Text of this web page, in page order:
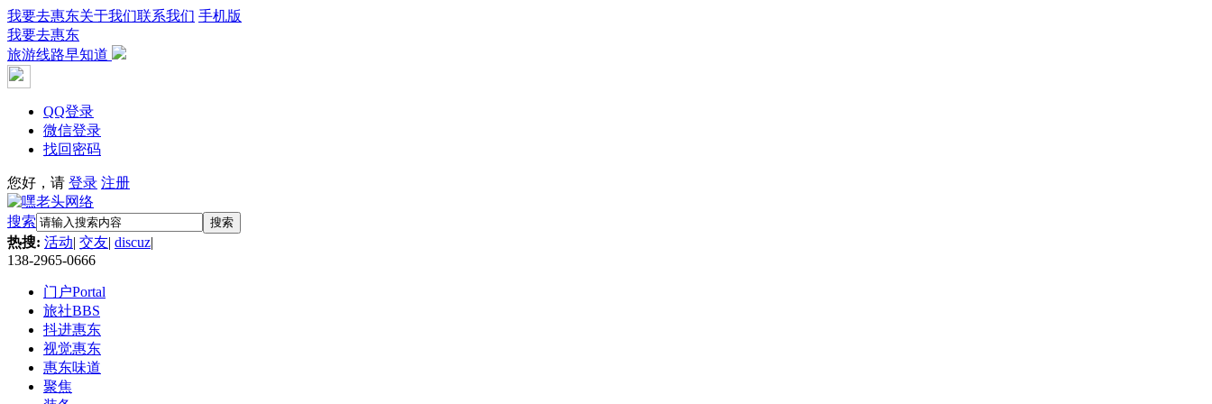
我要去惠东关于我们联系我们 手机版
我要去惠东
旅游线路早知道
QQ登录
微信登录
找回密码
您好，请 登录 注册
搜索 搜索
热搜: 活动| 交友| discuz|
138-2965-0666
门户Portal
旅社BBS
抖进惠东
视觉惠东
惠东味道
聚焦